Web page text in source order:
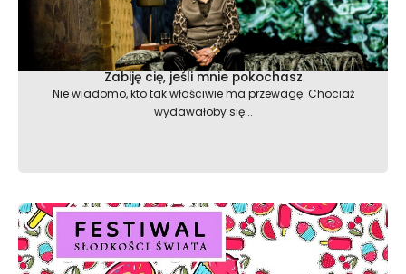
Zabiję cię, jeśli mnie pokochasz
Nie wiadomo, kto tak właściwie ma przewagę. Chociaż
wydawałoby się...